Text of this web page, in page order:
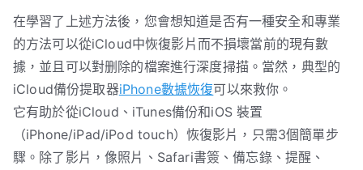
在學習了上述方法後，您會想知道是否有一種安全和專業
的方法可以從iCloud中恢復影片而不損壞當前的現有數
據，並且可以對删除的檔案進行深度掃描。當然，典型的
iCloud備份提取器iPhone數據恢復可以來救你。
它有助於從iCloud、iTunes備份和iOS 裝置
（iPhone/iPad/iPod touch）恢復影片，只需3個簡單步
驟。除了影片，像照片、Safari書簽、備忘錄、提醒、